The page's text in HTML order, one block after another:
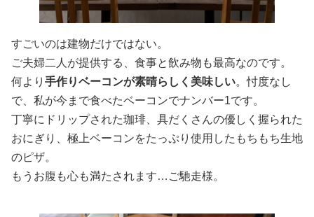
すごいのは建物だけではない。
ご夫婦二人が提供する、食事と飲み物も最高なのです。
何より 手作りベーコンが素晴らしく美味しい。忖度なし
で、私が今まで食べたベーコンでナンバー1です。
丁寧にドリップされた珈琲、具だくさんの優しく握られた
おにぎり、極上ベーコンをたっぷり使用したもちもち生地
のピザ。
もうお腹も心も満たされます…ご馳走様。